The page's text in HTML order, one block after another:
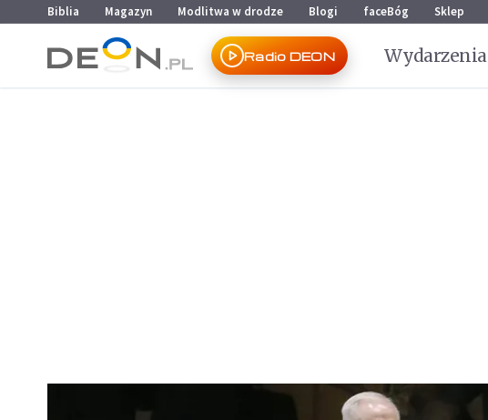
Przejdź do menu głównego
Przejdź do treści
Biblia Magazyn Modlitwa w drodze Blogi faceBóg Sklep
Radio DEON Wydarzenia